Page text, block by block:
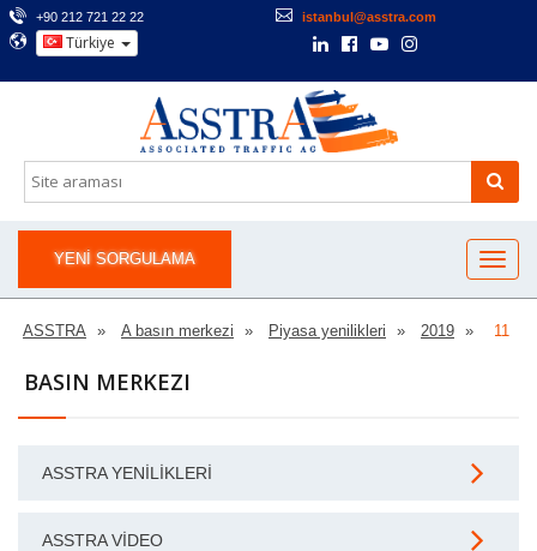
+90 212 721 22 22 istanbul@asstra.com
Türkiye
YENI SORGULAMA
ASSTRA A basın merkezi Piyasa yenilikleri 2019 11
BASIN MERKEZI
ASSTRA YENILIKLERI
ASSTRA VIDEO